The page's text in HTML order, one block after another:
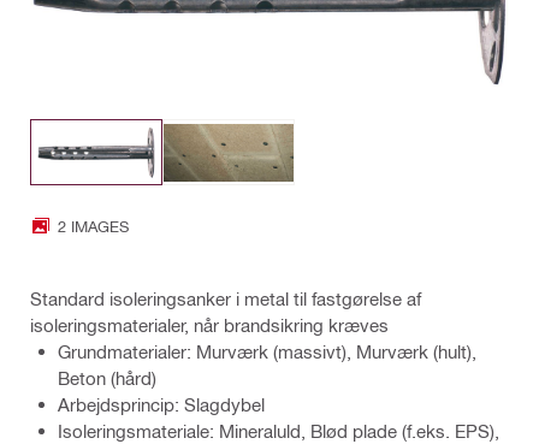
2 IMAGES
Standard isoleringsanker i metal til fastgørelse af
isoleringsmaterialer, når brandsikring kræves
Grundmaterialer: Murværk (massivt), Murværk (hult),
Beton (hård)
Arbejdsprincip: Slagdybel
Isoleringsmateriale: Mineraluld, Blød plade (f.eks. EPS),